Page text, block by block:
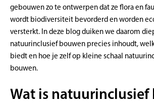
gebouwen zo te ontwerpen dat ze flora en
wordt biodiversiteit bevorderd en worden
versterkt. In deze blog duiken we daarom
natuurinclusief bouwen precies inhoudt,
biedt en hoe je zelf op kleine schaal
bouwen.
Wat is natuurinclusief